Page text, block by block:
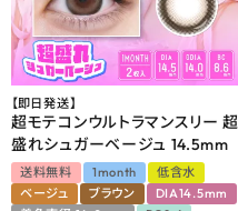
【即日発送】
超モテコンウルトラマンスリー 超
盛れシュガーベージュ 14.5mm
送料無料 1month
低含水
ベージュ
ブラウン
DIA14.5mm